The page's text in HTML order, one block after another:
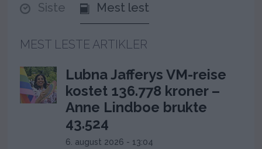
Siste Mest lest
MEST LESTE ARTIKLER
Lubna Jafferys VM-reise
kostet 136.778 kroner –
Anne Lindboe brukte
43.524
6. august 2026 - 13:04